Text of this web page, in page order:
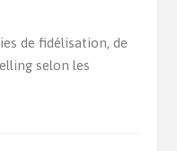
de fidélisation, de
selon les